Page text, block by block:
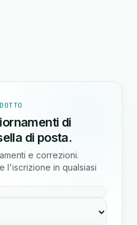
di
di posta.
e correzioni.
l'iscrizione in qualsiasi